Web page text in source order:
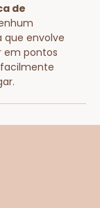
de
que envolve
em pontos